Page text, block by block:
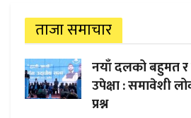
ताजा समाचार
नयाँ दलको बहुमत
उपेक्षा : समावेशी
प्रश्न